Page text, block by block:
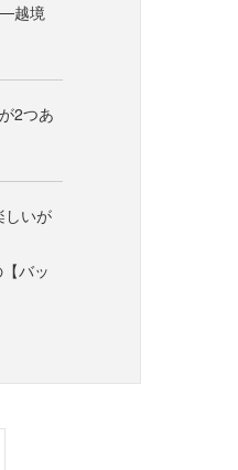
越境
2つあ
しいが
バッ